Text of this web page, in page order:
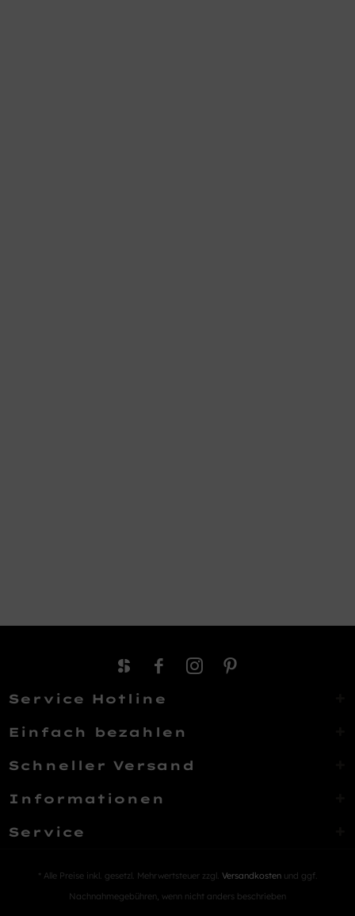
Service Hotline
Einfach bezahlen
Schneller Versand
Informationen
Service
* Alle Preise inkl. gesetzl. Mehrwertsteuer zzgl. Versandkostenund ggf.
Nachnahmegebühren, wenn nicht anders beschrieben